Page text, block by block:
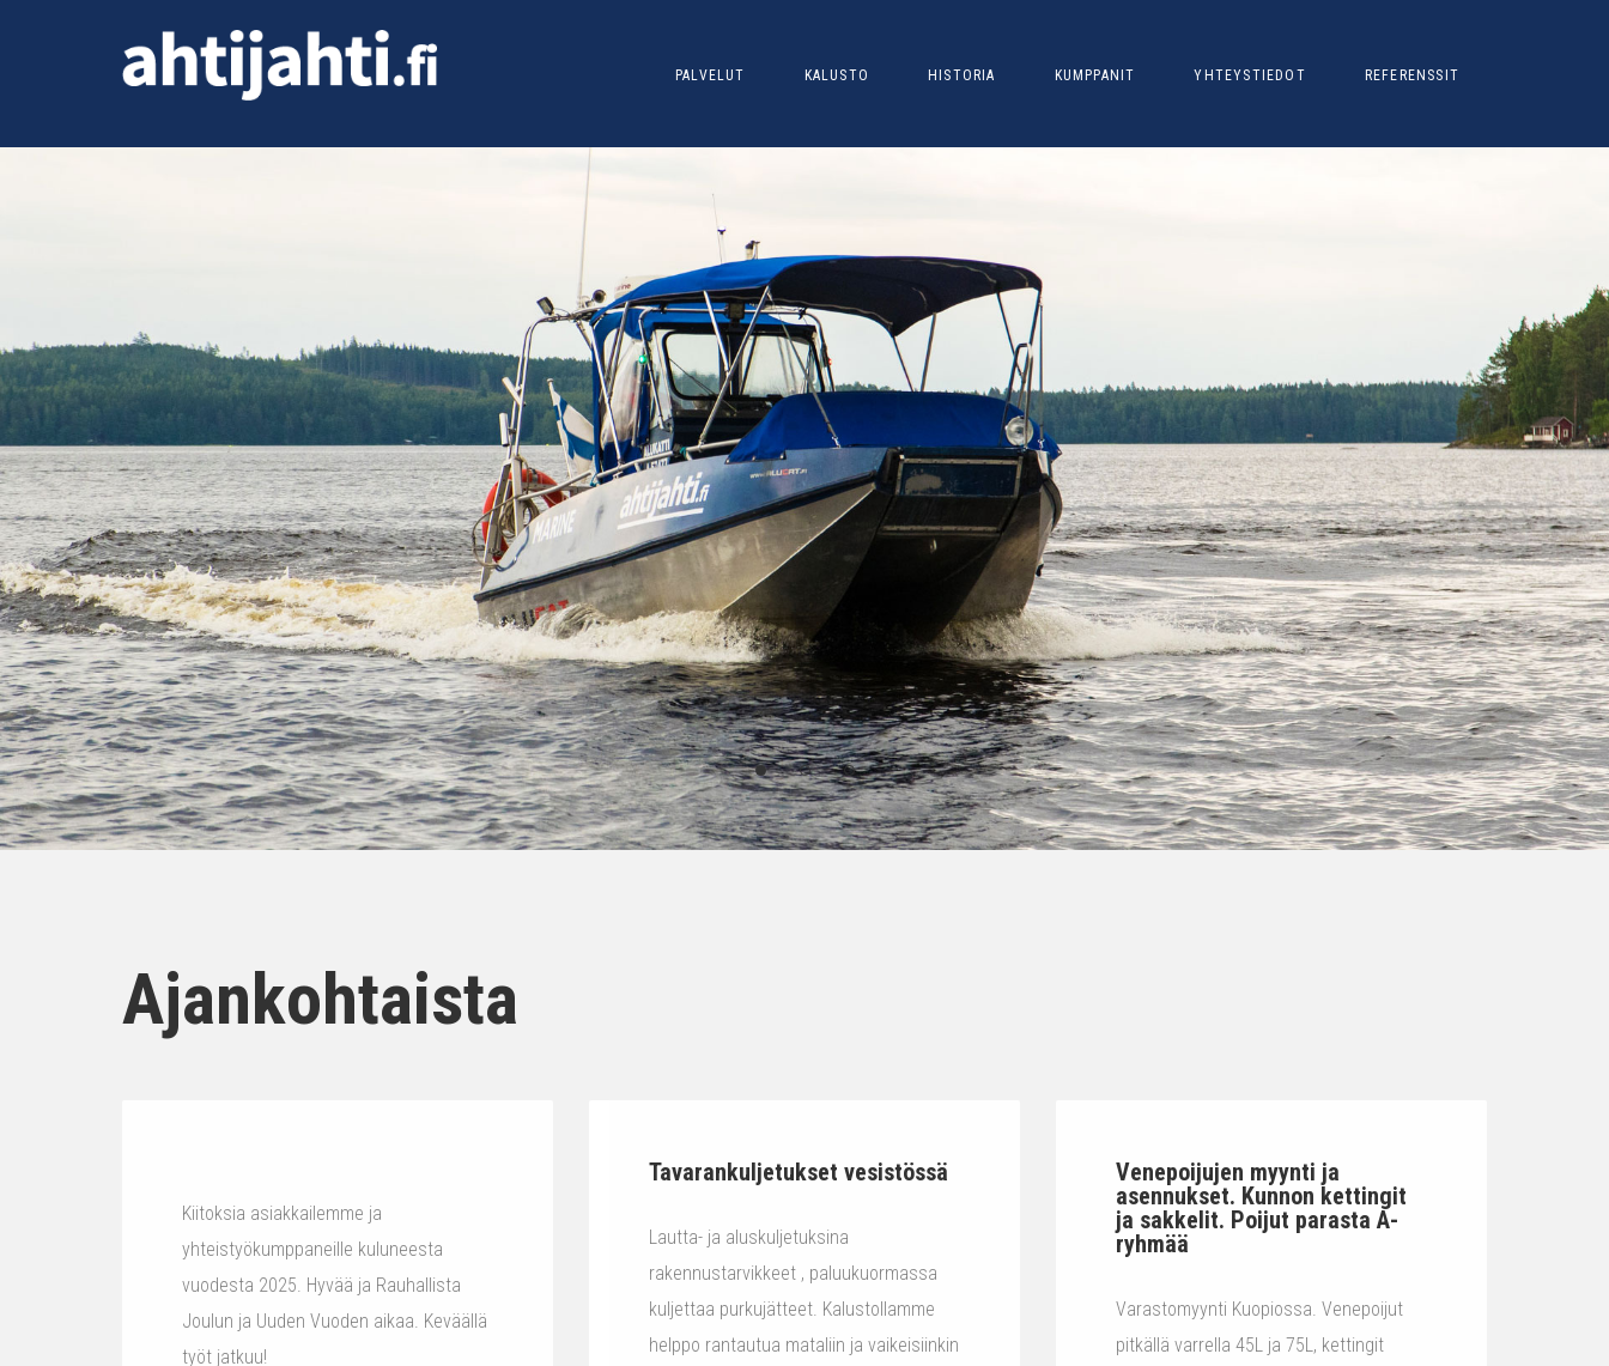
PALVELUT KALUSTO HISTORIA KUMPPANIT YHTEYSTIEDOT REFERENSSIT
Ajankohtaista
Kiitoksia asiakkailemme ja
yhteistyökumppaneille kuluneesta
vuodesta 2025. Hyvää ja Rauhallista
Joulun ja Uuden Vuoden aikaa. Keväällä
työt jatkuu!
Tavarankuljetukset vesistössä
Lautta- ja aluskuljetuksina
rakennustarvikkeet , paluukuormassa
kuljettaa purkujätteet. Kalustollamme
helppo rantautua mataliin ja vaikeisiinkin
Venepoijujen myynti ja
asennukset. Kunnon kettingit
ja sakkelit. Poijut parasta A-
ryhmää
Varastomyynti Kuopiossa. Venepoijut
pitkällä varrella 45L ja 75L, kettingit